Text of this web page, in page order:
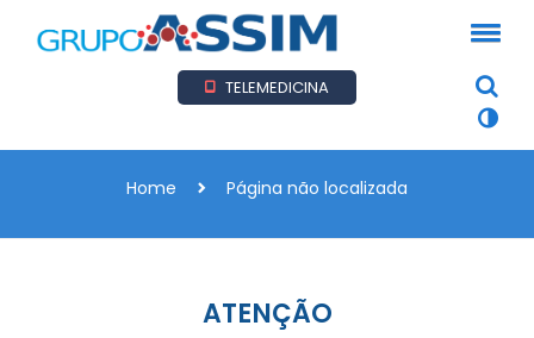
TELEMEDICINA
Home Página não localizada
ATENÇÃO